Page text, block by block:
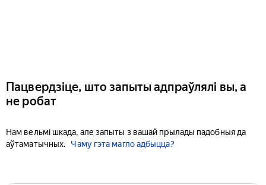
Пацвердзіце, што запыты адпраўлялі вы, а
не робат
Нам вельмі шкада, але запыты з вашай прылады падобныя да
аўтаматычных.
Чаму гэта магло адбыцца?